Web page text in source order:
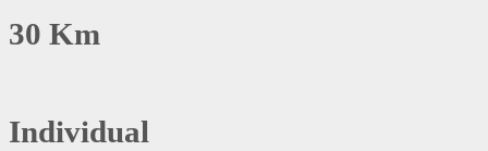
30 Km
Individual